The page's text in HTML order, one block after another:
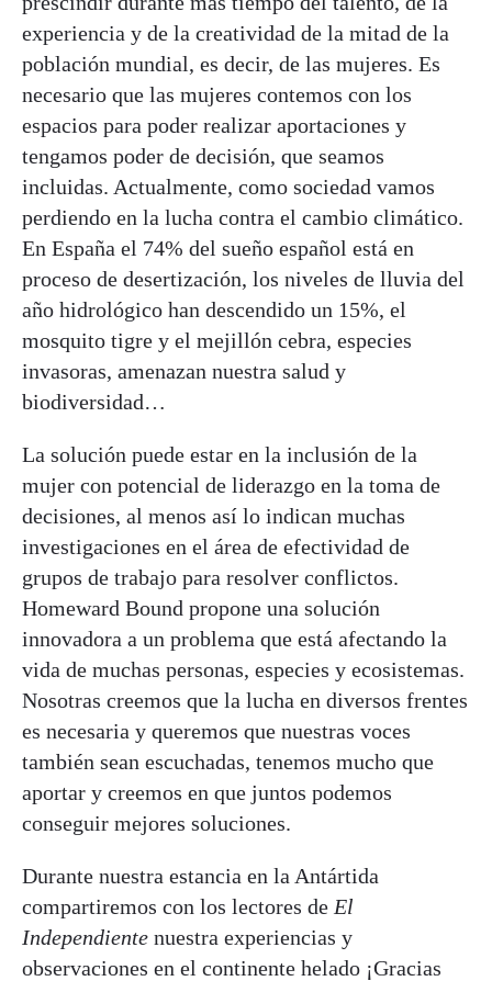
experiencia y de la creatividad de la mitad de la
población mundial, es decir, de las mujeres. Es
necesario que las mujeres contemos con los
espacios para poder realizar aportaciones y
tengamos poder de decisión, que seamos
incluidas. Actualmente, como sociedad vamos
perdiendo en la lucha contra el cambio climático.
En España el 74% del sueño español está en
proceso de desertización, los niveles de lluvia del
año hidrológico han descendido un 15%, el
mosquito tigre y el mejillón cebra, especies
invasoras, amenazan nuestra salud y
biodiversidad…
La solución puede estar en la inclusión de la
mujer con potencial de liderazgo en la toma de
decisiones, al menos así lo indican muchas
investigaciones en el área de efectividad de
grupos de trabajo para resolver conflictos.
Homeward Bound propone una solución
innovadora a un problema que está afectando la
vida de muchas personas, especies y ecosistemas.
Nosotras creemos que la lucha en diversos frentes
es necesaria y queremos que nuestras voces
también sean escuchadas, tenemos mucho que
aportar y creemos en que juntos podemos
conseguir mejores soluciones.
Durante nuestra estancia en la Antártida
compartiremos con los lectores de El
Independiente nuestra experiencias y
observaciones en el continente helado ¡Gracias